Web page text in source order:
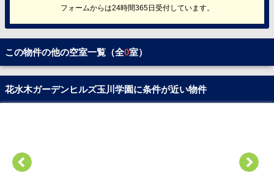
フォームからは24時間365日受付しています。
この物件の他の空室一覧（全0室）
花水木ガーデンヒルズ玉川学園に条件が近い物件